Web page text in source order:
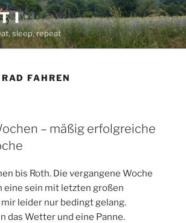
I
sleep, repeat
RAD FAHREN
– mäßig erfolgreiche
bis Roth. Die vergangene Woche
eine sein mit letzten großen
leider nur bedingt gelang.
das Wetter und eine Panne.